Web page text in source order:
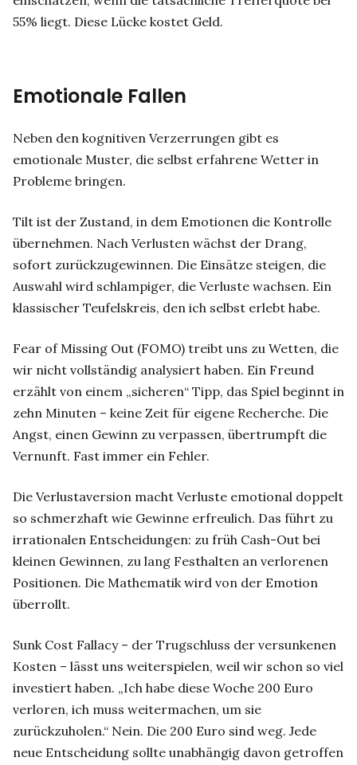
55% liegt. Diese Lücke kostet Geld.
Emotionale Fallen
Neben den kognitiven Verzerrungen gibt es
emotionale Muster, die selbst erfahrene Wetter in
Probleme bringen.
Tilt ist der Zustand, in dem Emotionen die Kontrolle
übernehmen. Nach Verlusten wächst der Drang,
sofort zurückzugewinnen. Die Einsätze steigen, die
Auswahl wird schlampiger, die Verluste wachsen. Ein
klassischer Teufelskreis, den ich selbst erlebt habe.
Fear of Missing Out (FOMO) treibt uns zu Wetten, die
wir nicht vollständig analysiert haben. Ein Freund
erzählt von einem „sicheren“ Tipp, das Spiel beginnt in
zehn Minuten – keine Zeit für eigene Recherche. Die
Angst, einen Gewinn zu verpassen, übertrumpft die
Vernunft. Fast immer ein Fehler.
Die Verlustaversion macht Verluste emotional doppelt
so schmerzhaft wie Gewinne erfreulich. Das führt zu
irrationalen Entscheidungen: zu früh Cash-Out bei
kleinen Gewinnen, zu lang Festhalten an verlorenen
Positionen. Die Mathematik wird von der Emotion
überrollt.
Sunk Cost Fallacy – der Trugschluss der versunkenen
Kosten – lässt uns weiterspielen, weil wir schon so viel
investiert haben. „Ich habe diese Woche 200 Euro
verloren, ich muss weitermachen, um sie
zurückzuholen.“ Nein. Die 200 Euro sind weg. Jede
neue Entscheidung sollte unabhängig davon getroffen